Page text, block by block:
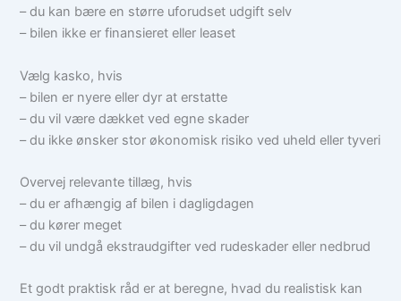
– du kan bære en større uforudset udgift selv
– bilen ikke er finansieret eller leaset
Vælg kasko, hvis
– bilen er nyere eller dyr at erstatte
– du vil være dækket ved egne skader
– du ikke ønsker stor økonomisk risiko ved uheld eller tyveri
Overvej relevante tillæg, hvis
– du er afhængig af bilen i dagligdagen
– du kører meget
– du vil undgå ekstraudgifter ved rudeskader eller nedbrud
Et godt praktisk råd er at beregne, hvad du realistisk kan